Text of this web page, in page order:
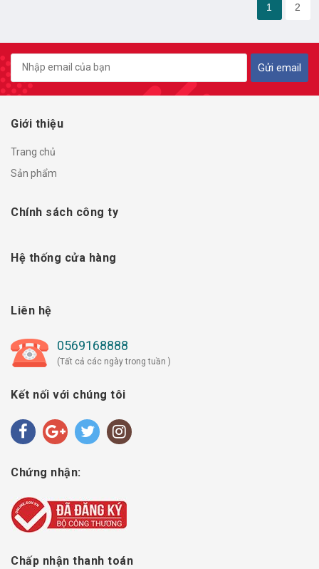
1 2
Gửi email
Giới thiệu
Trang chủ
Sản phẩm
Chính sách công ty
Hệ thống cửa hàng
Liên hệ
0569168888
(Tất cả các ngày trong tuần )
Kết nối với chúng tôi
Chứng nhận:
Chấp nhận thanh toán